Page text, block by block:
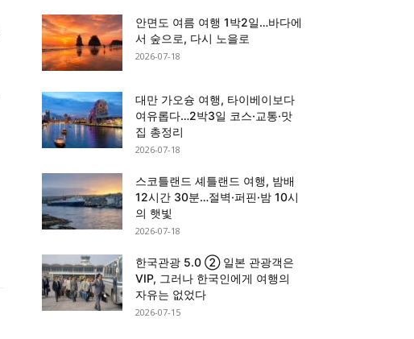
안면도 여름 여행 1박2일…바다에
서 숲으로, 다시 노을로
2026-07-18
대만 가오슝 여행, 타이베이보다
여유롭다…2박3일 코스·교통·맛
집 총정리
2026-07-18
스코틀랜드 셰틀랜드 여행, 밤배
12시간 30분…절벽·퍼핀·밤 10시
의 햇빛
2026-07-18
한국관광 5.0 ② 일본 관광객은
VIP, 그러나 한국인에게 여행의
자유는 없었다
2026-07-15